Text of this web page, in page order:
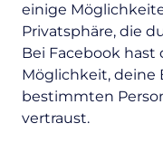
einige
Privatsphäre, die
Bei Facebook hast
Möglichkeit, deine
bestimmten
vertraust.